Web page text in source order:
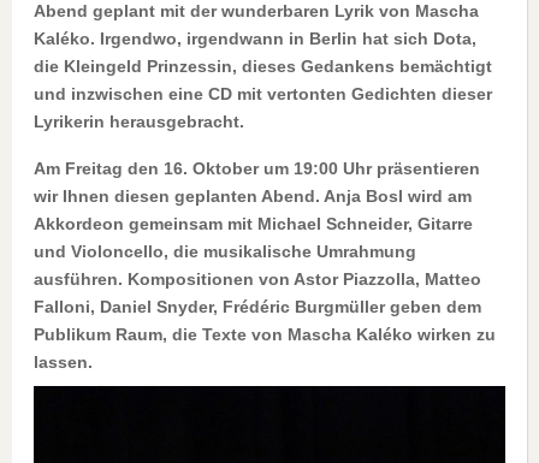
Abend geplant mit der wunderbaren Lyrik von Mascha
Kaléko. Irgendwo, irgendwann in Berlin hat sich Dota,
die Kleingeld Prinzessin, dieses Gedankens bemächtigt
und inzwischen eine CD mit vertonten Gedichten dieser
Lyrikerin herausgebracht.
Am Freitag den 16. Oktober um 19:00 Uhr präsentieren
wir Ihnen diesen geplanten Abend. Anja Bosl wird am
Akkordeon gemeinsam mit Michael Schneider, Gitarre
und Violoncello, die musikalische Umrahmung
ausführen. Kompositionen von Astor Piazzolla, Matteo
Falloni, Daniel Snyder, Frédéric Burgmüller geben dem
Publikum Raum, die Texte von Mascha Kaléko wirken zu
lassen.